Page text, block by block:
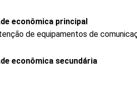
econômica principal
de equipamentos de
econômica secundária